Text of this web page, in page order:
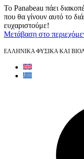
Το Panabeau πάει
που θα γίνουν αυτό το
ευχαριστούμε!
Μετάβαση στο
ΕΛΛΗΝΙΚΑ ΦΥΣΙΚΑ ΚΑΙ